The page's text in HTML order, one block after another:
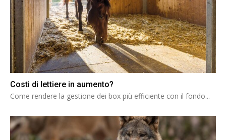
Costi di lettiere in aumento?
Come rendere la gestione dei box più efficiente con il fondo...